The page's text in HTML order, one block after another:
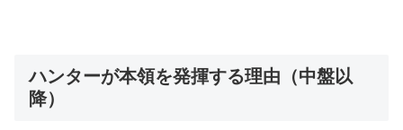
ハンターが本領を発揮する理由（中盤以
降）